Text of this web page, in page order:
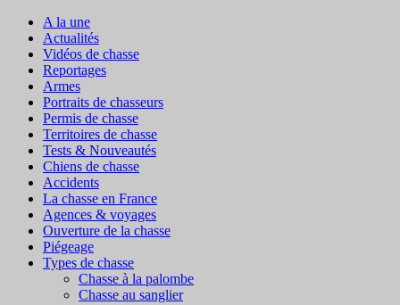
A la une
Actualités
Vidéos de chasse
Reportages
Armes
Portraits de chasseurs
Permis de chasse
Territoires de chasse
Tests & Nouveautés
Chiens de chasse
Accidents
La chasse en France
Agences & voyages
Ouverture de la chasse
Piégeage
Types de chasse
Chasse à la palombe
Chasse au sanglier